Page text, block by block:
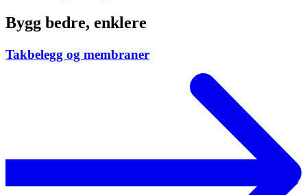
Bygg bedre, enklere
Takbelegg og membraner